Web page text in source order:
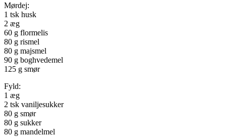
Mørdej:
1 tsk husk
2 æg
60 g flormelis
80 g rismel
80 g majsmel
90 g boghvedemel
125 g smør
Fyld:
1 æg
2 tsk vaniljesukker
80 g smør
80 g sukker
80 g mandelmel